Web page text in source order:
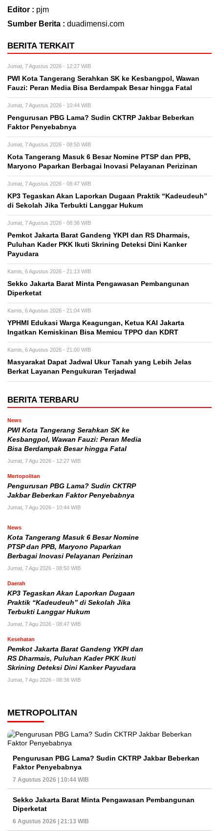
Editor : pjm
Sumber Berita : duadimensi.com
BERITA TERKAIT
Jumat, 7 Agustus 2026 - 12:27 WIB
PWI Kota Tangerang Serahkan SK ke Kesbangpol, Wawan
Fauzi: Peran Media Bisa Berdampak Besar hingga Fatal
Jumat, 7 Agustus 2026 - 10:44 WIB
Pengurusan PBG Lama? Sudin CKTRP Jakbar Beberkan
Faktor Penyebabnya
Jumat, 7 Agustus 2026 - 08:50 WIB
Kota Tangerang Masuk 6 Besar Nomine PTSP dan PPB,
Maryono Paparkan Berbagai Inovasi Pelayanan Perizinan
Jumat, 7 Agustus 2026 - 08:47 WIB
KP3 Tegaskan Akan Laporkan Dugaan Praktik “Kadeudeuh”
di Sekolah Jika Terbukti Langgar Hukum
Jumat, 7 Agustus 2026 - 08:36 WIB
Pemkot Jakarta Barat Gandeng YKPI dan RS Dharmais,
Puluhan Kader PKK Ikuti Skrining Deteksi Dini Kanker
Payudara
Kamis, 6 Agustus 2026 - 21:13 WIB
Sekko Jakarta Barat Minta Pengawasan Pembangunan
Diperketat
Kamis, 6 Agustus 2026 - 21:04 WIB
YPHMI Edukasi Warga Keagungan, Ketua KAI Jakarta
Ingatkan Kemiskinan Bisa Memicu TPPO dan KDRT
Kamis, 6 Agustus 2026 - 21:00 WIB
Masyarakat Dapat Jadwal Ukur Tanah yang Lebih Jelas
Berkat Layanan Pengukuran Terjadwal
BERITA TERBARU
News
PWI Kota Tangerang Serahkan SK ke
Kesbangpol, Wawan Fauzi: Peran Media
Bisa Berdampak Besar hingga Fatal
Jumat, 7 Agu 2026 - 12:27 WIB
Mertopolitan
Pengurusan PBG Lama? Sudin CKTRP
Jakbar Beberkan Faktor Penyebabnya
Jumat, 7 Agu 2026 - 10:44 WIB
News
Kota Tangerang Masuk 6 Besar Nomine
PTSP dan PPB, Maryono Paparkan
Berbagai Inovasi Pelayanan Perizinan
Jumat, 7 Agu 2026 - 08:50 WIB
Daerah
KP3 Tegaskan Akan Laporkan Dugaan
Praktik “Kadeudeuh” di Sekolah Jika
Terbukti Langgar Hukum
Jumat, 7 Agu 2026 - 08:47 WIB
Kesehatan
Pemkot Jakarta Barat Gandeng YKPI dan
RS Dharmais, Puluhan Kader PKK Ikuti
Skrining Deteksi Dini Kanker Payudara
Jumat, 7 Agu 2026 - 08:36 WIB
METROPOLITAN
Pengurusan PBG Lama? Sudin CKTRP Jakbar Beberkan
Faktor Penyebabnya
7 Agustus 2026 | 10:44 WIB
Sekko Jakarta Barat Minta Pengawasan Pembangunan
Diperketat
6 Agustus 2026 | 21:13 WIB